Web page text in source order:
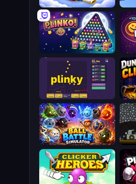
Crystalia Idle Clicker
PLINKO!
Plinky
Ball Battle Simulator